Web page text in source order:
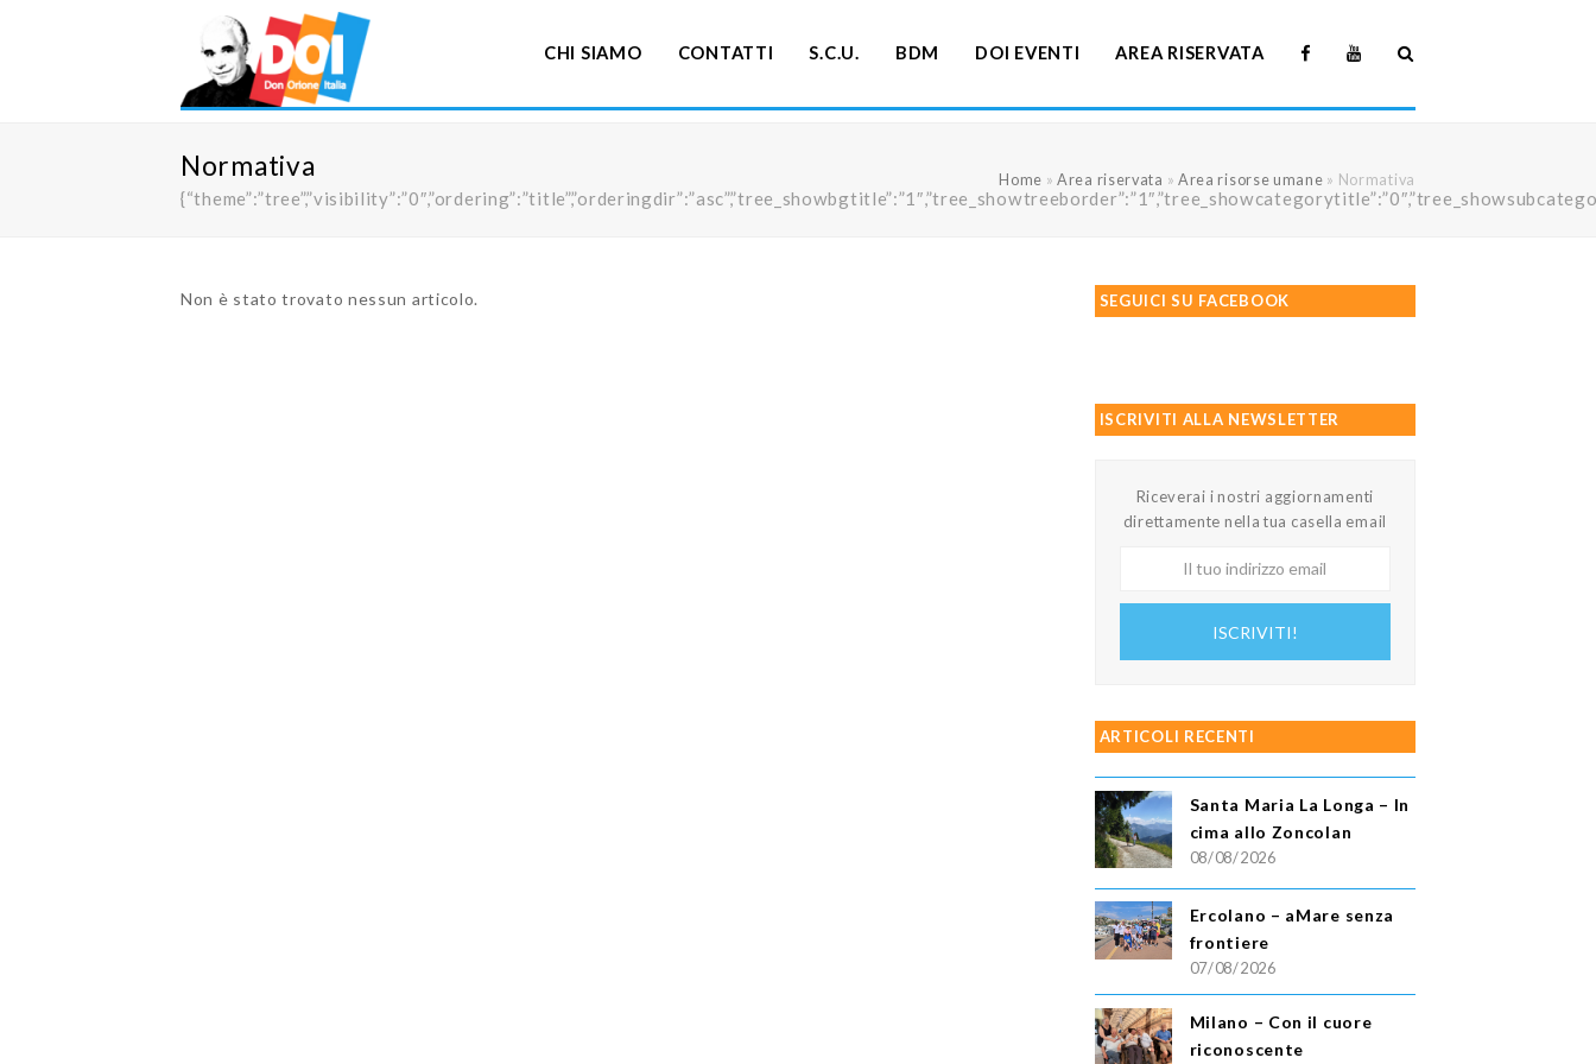
CHI SIAMO CONTATTI S.C.U. BDM DOI EVENTI AREA RISERVATA
Normativa Home »Area riservata » Area risorse umane » Normativa
Non è stato trovato nessun articolo. SEGUICI SU FACEBOOK
ISCRIVITI ALLA NEWSLETTER
Riceverai i nostri aggiornamenti
direttamente nella tua casella email
ISCRIVITI!
ARTICOLI RECENTI
Santa Maria La Longa – In
cima allo Zoncolan
08/08/2026
Ercolano – aMare senza
frontiere
07/08/2026
Milano – Con il cuore
riconoscente